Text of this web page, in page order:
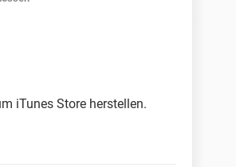
iTunes Store herstellen.